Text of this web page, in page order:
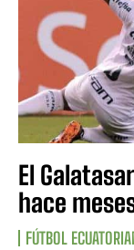
El
hace
FÚTBOL